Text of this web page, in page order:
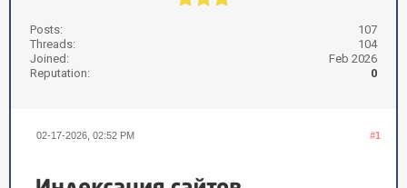
Posts:
107
Threads:
104
Joined:
Feb 2026
Reputation:
0
#1
02-17-2026, 02:52 PM